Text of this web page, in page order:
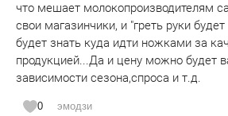
что мешает молокопроизводителям
свои магазинчики, и "греть руки
будет знать куда идти ножками за
продукцией...Да и цену можно будет
зависимости сезона,спроса и т.д.
0 эмодзи